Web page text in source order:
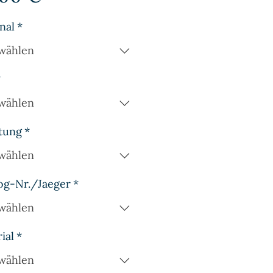
*
*
Nr./Jaeger*
*